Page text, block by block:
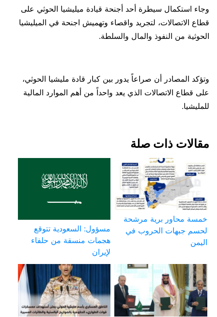
وجاء استكمال سيطرة أحد أجنحة قيادة ميليشيا الحوثي على
قطاع الاتصالات، لتجريد واقصاء وتهميش اجنحة في الميليشيا
الحوثية من النفوذ والمال والسلطة.
وتؤكد المصادر أن صراعاً يدور بين كبار قادة مليشيا الحوثي،
على قطاع الاتصالات الذي يعد واحداً من أهم الموارد المالية
للمليشيا.
مقالات ذات صلة
خمسة محاور برية مرشحة
لحسم جبهات الحروب في
اليمن
مسؤول: السعودية تتوقع
هجمات منسقة من حلفاء
لإيران